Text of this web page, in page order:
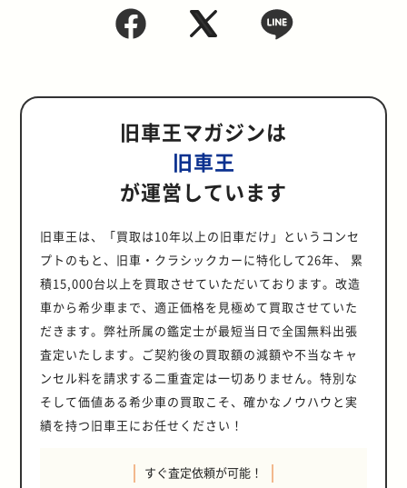
旧車王マガジンは
旧車王
が運営しています
旧車王は、「買取は10年以上の旧車だけ」というコンセ
プトのもと、旧車・クラシックカーに特化して26年、 累
積15,000台以上を買取させていただいております。改造
車から希少車まで、適正価格を見極めて買取させていた
だきます。弊社所属の鑑定士が最短当日で全国無料出張
査定いたします。ご契約後の買取額の減額や不当なキャ
ンセル料を請求する二重査定は一切ありません。特別な
そして価値ある希少車の買取こそ、確かなノウハウと実
績を持つ旧車王にお任せください！
すぐ査定依頼が可能！